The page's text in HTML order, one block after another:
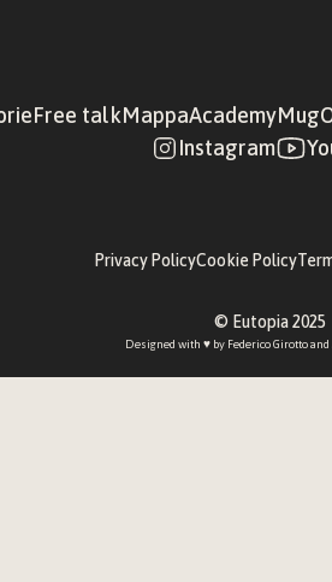
Free talkMappaAcademyMug
Instagram
Privacy PolicyCookie Policy
© Eutopia 2025
Designed with ♥︎ by Federico Girotto and